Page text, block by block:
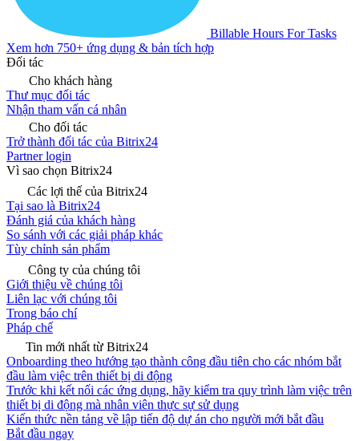
Billable Hours For Tasks
Xem hơn 750+ ứng dụng & bản tích hợp
Đối tác
Cho khách hàng
Thư mục đối tác
Nhận tham vấn cá nhân
Cho đối tác
Trở thành đối tác của Bitrix24
Partner login
Vì sao chọn Bitrix24
Các lợi thế của Bitrix24
Tại sao là Bitrix24
Đánh giá của khách hàng
So sánh với các giải pháp khác
Tùy chỉnh sản phẩm
Công ty của chúng tôi
Giới thiệu về chúng tôi
Liên lạc với chúng tôi
Trong báo chí
Pháp chế
Tin mới nhất từ Bitrix24
Onboarding theo hướng tạo thành công đầu tiên cho các nhóm bắt
đầu làm việc trên thiết bị di động
Trước khi kết nối các ứng dụng, hãy kiểm tra quy trình làm việc trên
thiết bị di động mà nhân viên thực sự sử dụng
Kiến thức nền tảng về lập tiến độ dự án cho người mới bắt đầu
Bắt đầu ngay